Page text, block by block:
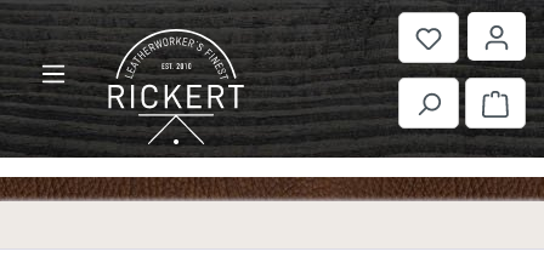
Zum Hauptinhalt springen